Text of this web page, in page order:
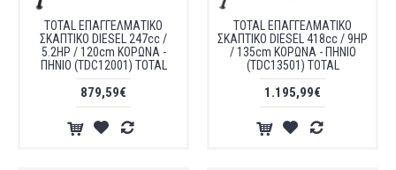
TOTAL ΕΠΑΓΓΕΛΜΑΤΙΚΟ
ΣΚΑΠΤΙΚΟ DIESEL 247cc /
5.2HP / 120cm ΚΟΡΩΝΑ -
ΠΗΝΙΟ (TDC12001) TOTAL
879,59€
TOTAL ΕΠΑΓΓΕΛΜΑΤΙΚΟ
ΣΚΑΠΤΙΚΟ DIESEL 418cc / 9HP
/ 135cm ΚΟΡΩΝΑ - ΠΗΝΙΟ
(TDC13501) TOTAL
1.195,99€